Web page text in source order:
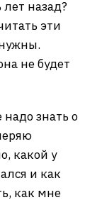
назад?
эти
не будет
знать о
какой у
и как
как мне